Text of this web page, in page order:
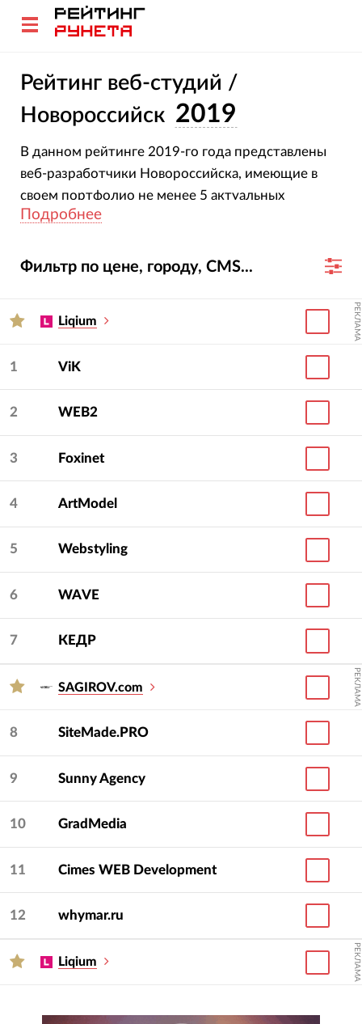
Рейтинг веб-студий /
Новороссийск 2019
В данном рейтинге 2019-го года представлены
веб-разработчики Новороссийска, имеющие в
своем портфолио не менее 5 актуальных
интернет-проектов.
Подробнее
Фильтр по цене, городу, CMS...
Liqium РЕКЛАМА
1 ViK
2 WEB2
3 Foxinet
4 ArtModel
5 Webstyling
6 WAVE
7 КЕДР
SAGIROV.com РЕКЛАМА
8 SiteMade.PRO
9 Sunny Agency
10 GradMedia
11 Cimes WEB Development
12 whymar.ru
Liqium РЕКЛАМА